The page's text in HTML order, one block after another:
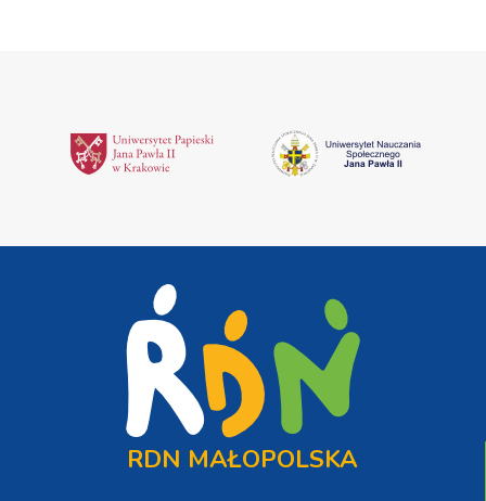
RDN MAŁOPOLSKA